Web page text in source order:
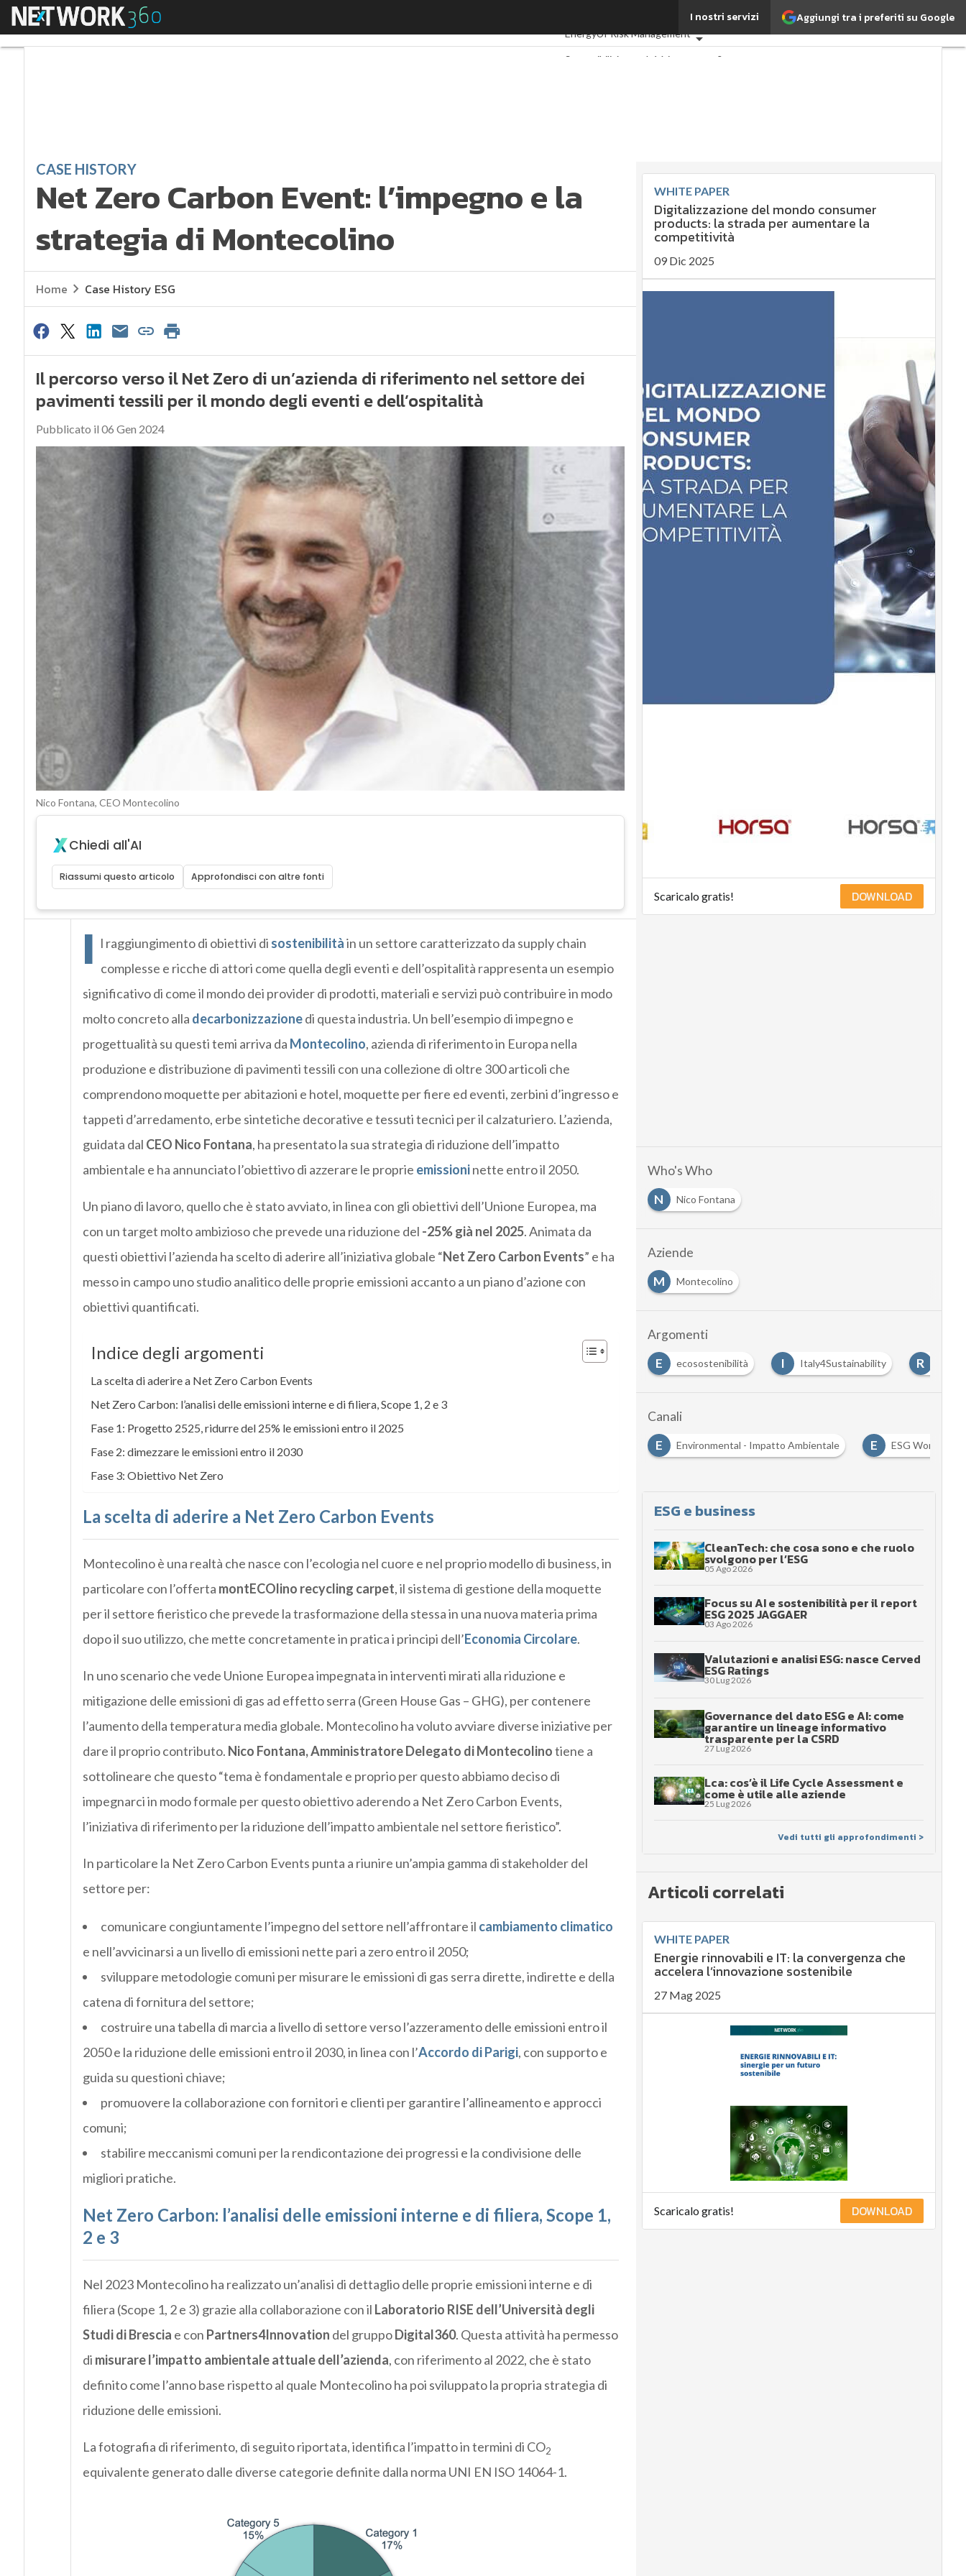
Aggiungi tra i preferiti su Google
I nostri servizi
Menu ESG: che cos'è? Agrifood
EnergyUPRisk Management
Sostenibilità: perché è importante?
Ultimi articoli
CASE HISTORY
Net Zero Carbon Event: l’impegno e la
strategia di Montecolino
Home Case History ESG
Il percorso verso il Net Zero di un’azienda di riferimento nel settore dei
pavimenti tessili per il mondo degli eventi e dell’ospitalità
Pubblicato il 06 Gen 2024
Nico Fontana, CEO Montecolino
Chiedi all'AI
Riassumi questo articolo Approfondisci con altre fonti
I l raggiungimento di obiettivi di sostenibilitàin un settore caratterizzato da supply chain
complesse e ricche di attori come quella degli eventi e dell’ospitalità rappresenta un esempio
significativo di come il mondo dei provider di prodotti, materiali e servizi può contribuire in modo
molto concreto alla decarbonizzazionedi questa industria. Un bell’esempio di impegno e
progettualità su questi temi arriva da Montecolino, azienda di riferimento in Europa nella
produzione e distribuzione di pavimenti tessili con una collezione di oltre 300 articoli che
comprendono moquette per abitazioni e hotel, moquette per fiere ed eventi, zerbini d’ingresso e
tappeti d’arredamento, erbe sintetiche decorative e tessuti tecnici per il calzaturiero. L’azienda,
guidata dal CEO Nico Fontana, ha presentato la sua strategia di riduzione dell’impatto
ambientale e ha annunciato l’obiettivo di azzerare le proprie emissioninette entro il 2050.
Un piano di lavoro, quello che è stato avviato, in linea con gli obiettivi dell’Unione Europea, ma
con un target molto ambizioso che prevede una riduzione del -25% già nel 2025. Animata da
questi obiettivi l’azienda ha scelto di aderire all’iniziativa globale “Net Zero Carbon Events” e ha
messo in campo uno studio analitico delle proprie emissioni accanto a un piano d’azione con
obiettivi quantificati.
Indice degli argomenti
La scelta di aderire a Net Zero Carbon Events
Net Zero Carbon: l’analisi delle emissioni interne e di filiera, Scope 1, 2 e 3
Fase 1: Progetto 2525, ridurre del 25% le emissioni entro il 2025
Fase 2: dimezzare le emissioni entro il 2030
Fase 3: Obiettivo Net Zero
La scelta di aderire a Net Zero Carbon Events
Montecolino è una realtà che nasce con l’ecologia nel cuore e nel proprio modello di business, in
particolare con l’offerta montECOlino recycling carpet, il sistema di gestione della moquette
per il settore fieristico che prevede la trasformazione della stessa in una nuova materia prima
dopo il suo utilizzo, che mette concretamente in pratica i principi dell’Economia Circolare.
In uno scenario che vede Unione Europea impegnata in interventi mirati alla riduzione e
mitigazione delle emissioni di gas ad effetto serra (Green House Gas – GHG), per contenere
l’aumento della temperatura media globale. Montecolino ha voluto avviare diverse iniziative per
dare il proprio contributo. Nico Fontana, Amministratore Delegato di Montecolinotiene a
sottolineare che questo “tema è fondamentale e proprio per questo abbiamo deciso di
impegnarci in modo formale per questo obiettivo aderendo a Net Zero Carbon Events,
l’iniziativa di riferimento per la riduzione dell’impatto ambientale nel settore fieristico”.
In particolare la Net Zero Carbon Events punta a riunire un’ampia gamma di stakeholder del
settore per:
comunicare congiuntamente l’impegno del settore nell’affrontare il cambiamento climatico
e nell’avvicinarsi a un livello di emissioni nette pari a zero entro il 2050;
sviluppare metodologie comuni per misurare le emissioni di gas serra dirette, indirette e della
catena di fornitura del settore;
costruire una tabella di marcia a livello di settore verso l’azzeramento delle emissioni entro il
2050 e la riduzione delle emissioni entro il 2030, in linea con l’Accordo di Parigi, con supporto e
guida su questioni chiave;
promuovere la collaborazione con fornitori e clienti per garantire l’allineamento e approcci
comuni;
stabilire meccanismi comuni per la rendicontazione dei progressi e la condivisione delle
migliori pratiche.
Net Zero Carbon: l’analisi delle emissioni interne e di filiera, Scope 1,
2 e 3
Nel 2023 Montecolino ha realizzato un’analisi di dettaglio delle proprie emissioni interne e di
filiera (Scope 1, 2 e 3) grazie alla collaborazione con il Laboratorio RISE dell’Università degli
Studi di Brescia e con Partners4Innovation del gruppoDigital360. Questa attività ha permesso
di misurare l’impatto ambientale attuale dell’azienda, con riferimento al 2022, che è stato
definito come l’anno base rispetto al quale Montecolino ha poi sviluppato la propria strategia di
riduzione delle emissioni.
La fotografia di riferimento, di seguito riportata, identifica l’impatto in termini di CO2
equivalente generato dalle diverse categorie definite dalla norma UNI EN ISO 14064-1.
WHITE PAPER
Digitalizzazione del mondo consumer
products: la strada per aumentare la
competitività
09 Dic 2025
Scaricalo gratis! DOWNLOAD
Who's Who
N
Nico Fontana
Aziende
M
Montecolino
Argomenti
Ambiente E ecosostenibilità I Italy4Sustainability R
Canali
E Environmental - Impatto Ambientale E ESG World
ESG e business
CleanTech: che cosa sono e che ruolo
svolgono per l’ESG
05 Ago 2026
Focus su AI e sostenibilità per il report
ESG 2025 JAGGAER
03 Ago 2026
Valutazioni e analisi ESG: nasce Cerved
ESG Ratings
30 Lug 2026
Governance del dato ESG e AI: come
garantire un lineage informativo
trasparente per la CSRD
27 Lug 2026
Lca: cos’è il Life Cycle Assessment e
come è utile alle aziende
25 Lug 2026
Vedi tutti gli approfondimenti >
Articoli correlati
WHITE PAPER
Energie rinnovabili e IT: la convergenza che
accelera l’innovazione sostenibile
27 Mag 2025
Scaricalo gratis! DOWNLOAD